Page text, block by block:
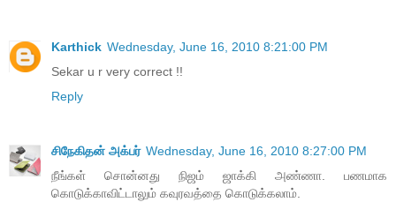
Karthick Wednesday, June 16, 2010 8:21:00 PM
Sekar u r very correct !!
Reply
சிநேகிதன் அக்பர் Wednesday, June 16, 2010 8:27:00 PM
நீங்கள் சொன்னது நிஜம் ஜாக்கி அண்ணா. பணமாக
கொடுக்காவிட்டாலும் கவுரவத்தை கொடுக்கலாம்.